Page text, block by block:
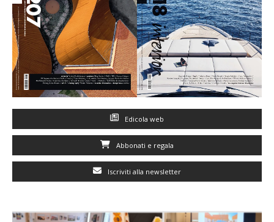
Edicola web
Abbonati e regala
Iscriviti alla newsletter